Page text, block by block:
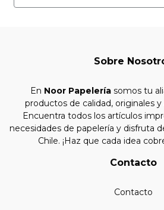
Sobre
En Noor Papeleríasomos tu
productos de calidad, originales
Encuentra todos los artículos
necesidades de papelería y disfruta
Chile. ¡Haz que cada idea
Contacto
Contacto